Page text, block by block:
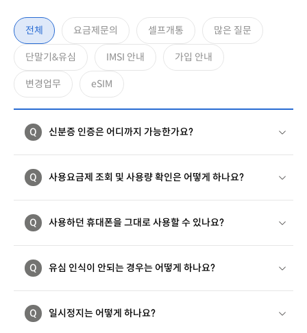
전체 요금제문의 셀프개통 많은 질문
단말기&유심 IMSI 안내 가입 안내
변경업무 eSIM
Q 신분증 인증은 어디까지 가능한가요?
Q 사용요금제 조회 및 사용량 확인은 어떻게 하나요?
Q 사용하던 휴대폰을 그대로 사용할 수 있나요?
Q 유심 인식이 안되는 경우는 어떻게 하나요?
Q 일시정지는 어떻게 하나요?